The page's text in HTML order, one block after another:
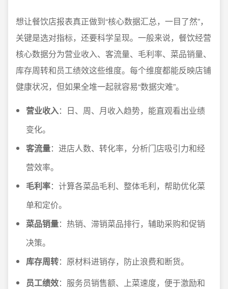
想让餐饮店报表真正做到“核心数据汇总，一目了然”，
关键是选对指标，还要科学呈现。一般来说，餐饮经营
核心数据分为营业收入、客流量、毛利率、菜品销量、
库存周转和员工绩效这些维度。每个维度都能反映店铺
健康状况，但如果全堆一起就容易“数据灾难”。
营业收入：日、周、月收入趋势，能直观看出业绩
变化。
客流量：进店人数、转化率，分析门店吸引力和经
营效率。
毛利率：计算各菜品毛利、整体毛利，帮助优化菜
单和定价。
菜品销量：热销、滞销菜品排行，辅助采购和促销
决策。
库存周转：原材料进销存，防止浪费和断货。
员工绩效：服务员销售额、上菜速度，便于激励和